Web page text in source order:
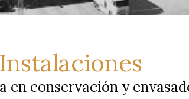
Instalaciones
en conservación y